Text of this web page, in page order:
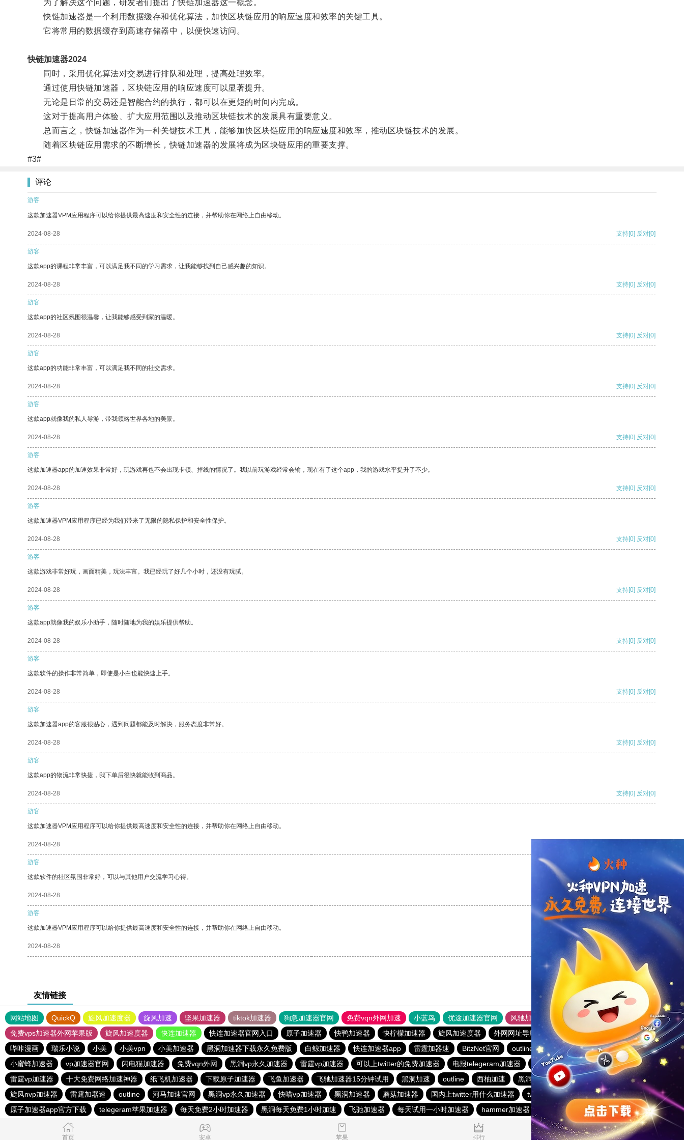
为了解决这个问题，研发者们提出了快链加速器这一概念。
快链加速器是一个利用数据缓存和优化算法，加快区块链应用的响应速度和效率的关键工具。
它将常用的数据缓存到高速存储器中，以便快速访问。
快链加速器2024
同时，采用优化算法对交易进行排队和处理，提高处理效率。
通过使用快链加速器，区块链应用的响应速度可以显著提升。
无论是日常的交易还是智能合约的执行，都可以在更短的时间内完成。
这对于提高用户体验、扩大应用范围以及推动区块链技术的发展具有重要意义。
总而言之，快链加速器作为一种关键技术工具，能够加快区块链应用的响应速度和效率，推动区块链技术的发展。
随着区块链应用需求的不断增长，快链加速器的发展将成为区块链应用的重要支撑。
#3#
评论
游客
这款加速器VPM应用程序可以给你提供最高速度和安全性的连接，并帮助你在网络上自由移动。
2024-08-28 支持[0] 反对[0]
游客
这款app的课程非常丰富，可以满足我不同的学习需求，让我能够找到自己感兴趣的知识。
2024-08-28 支持[0] 反对[0]
游客
这款app的社区氛围很温馨，让我能够感受到家的温暖。
2024-08-28 支持[0] 反对[0]
游客
这款app的功能非常丰富，可以满足我不同的社交需求。
2024-08-28 支持[0] 反对[0]
游客
这款app就像我的私人导游，带我领略世界各地的美景。
2024-08-28 支持[0] 反对[0]
游客
这款加速器app的加速效果非常好，玩游戏再也不会出现卡顿、掉线的情况了。我以前玩游戏经常会输，现在有了这个app，我的游戏水平提升了不少。
2024-08-28 支持[0] 反对[0]
游客
这款加速器VPM应用程序已经为我们带来了无限的隐私保护和安全性保护。
2024-08-28 支持[0] 反对[0]
游客
这款游戏非常好玩，画面精美，玩法丰富。我已经玩了好几个小时，还没有玩腻。
2024-08-28 支持[0] 反对[0]
游客
这款app就像我的娱乐小助手，随时随地为我的娱乐提供帮助。
2024-08-28 支持[0] 反对[0]
游客
这款软件的操作非常简单，即使是小白也能快速上手。
2024-08-28 支持[0] 反对[0]
游客
这款加速器app的客服很贴心，遇到问题都能及时解决，服务态度非常好。
2024-08-28 支持[0] 反对[0]
游客
这款app的物流非常快捷，我下单后很快就能收到商品。
2024-08-28 支持[0] 反对[0]
游客
这款加速器VPM应用程序可以给你提供最高速度和安全性的连接，并帮助你在网络上自由移动。
2024-08-28
游客
这款软件的社区氛围非常好，可以与其他用户交流学习心得。
2024-08-28 支持 [0] 反对 [0]
游客
这款加速器VPM应用程序可以给你提供最高速度和安全性的连接，并帮助你在网络上自由移动。
2024-08-28 支持
友情链接
网站地图 QuickQ 旋风加速度器 旋风加速 坚果加速器 tiktok加速器 狗急加速器官网 免费vqn外网加速 小蓝鸟 优途加速器官网 风驰加速器
旋风加速器
免费vps加速器外网苹果版
旋风加速度器 快连加速器 快连加速器官网入口 原子加速器 快鸭加速器 快柠檬加速器 旋风加速度器 外网网址导航 软件中心 雷霆加速
狂飙加速器
哔咔漫画
瑞乐小说 小美 小美vpn 小美加速器 黑洞加速器下载永久免费版 白鲸加速器 快连加速器app 雷霆加器速 BitzNet官网 outline BitzNet加速器
旋风加速度器
小蜜蜂加速器
vp加速器官网 闪电猫加速器 免费vqn外网 黑洞vp永久加速器 雷霆vp加速器 可以上twitter的免费加速器 电报telegeram加速器 黑洞官方加速器 outline
outline
雷霆vp加速器
十大免费网络加速神器 纸飞机加速器 下载原子加速器 飞鱼加速器 飞驰加速器15分钟试用 黑洞加速 outline 西柚加速 黑洞永久加速器
风驰加速官网首页
旋风nvp加速器
雷霆加器速 outline 河马加速官网 黑洞vp永久加速器 快喵vp加速器 黑洞加速器 蘑菇加速器 国内上twitter用什么加速器 twitter加速器
云梯加速器
原子加速器app官方下载
telegeram苹果加速器 每天免费2小时加速器 黑洞每天免费1小时加速 飞驰加速器 每天试用一小时加速器 hammer加速器
首页 安卓 苹果 排行 推荐